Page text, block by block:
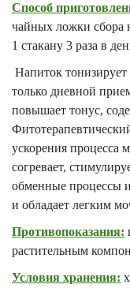
Способ
чайных ложки сбора
1 стакану 3 раза в
Напиток тонизирует
только дневной
повышает тонус,
ускорения процесса
согревает,
обменные процессы
и обладает легким
Противопоказания:
растительным
Условия хранения: